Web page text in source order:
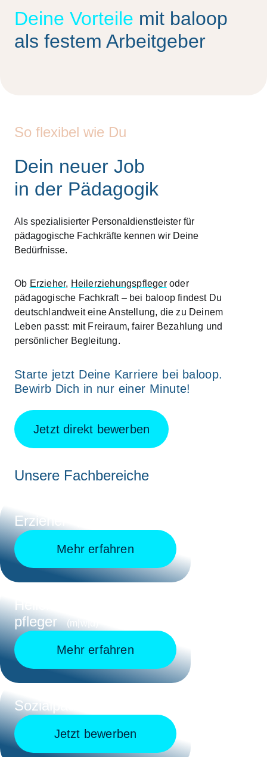
Deine Vorteile mit baloop
als festem Arbeitgeber
So flexibel wie Du
Dein neuer Job
in der Pädagogik
Als spezialisierter Personaldienstleister für
pädagogische Fachkräfte kennen wir Deine
Bedürfnisse.
Ob Erzieher, Heilerziehungspflegeroder
pädagogische Fachkraft– bei baloop findest Du
deutschlandweit eine Anstellung, die zu Deinem
Leben passt: mit Freiraum, fairer Bezahlung und
persönlicher Begleitung.
Starte jetzt Deine Karriere bei baloop.
Bewirb Dich in nur einer Minute!
Jetzt direkt bewerben
Unsere Fachbereiche
Erzieher
Mehr erfahren
Heilerziehungs-
pfleger
(m|w|d)
Mehr erfahren
Sozialpädagoge
Jetzt bewerben